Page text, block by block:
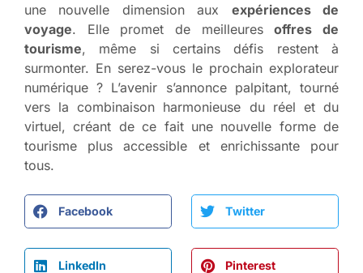
une nouvelle dimension aux expériences de
voyage. Elle promet de meilleuresoffres de
tourisme, même si certains défis restent à
surmonter. En serez-vous le prochain explorateur
numérique ? L’avenir s’annonce palpitant, tourné
vers la combinaison harmonieuse du réel et du
virtuel, créant de ce fait une nouvelle forme de
tourisme plus accessible et enrichissante pour
tous.
Facebook Twitter
LinkedIn Pinterest